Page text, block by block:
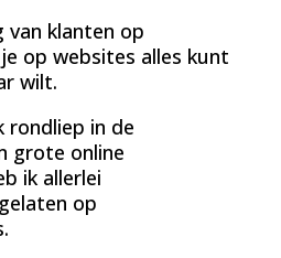
van klanten op
op websites alles kunt
wilt.
rondliep in de
grote online
ik allerlei
op